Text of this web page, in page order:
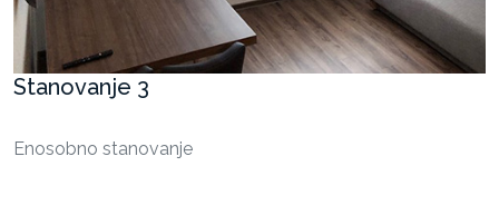
Stanovanje 3
Enosobno stanovanje